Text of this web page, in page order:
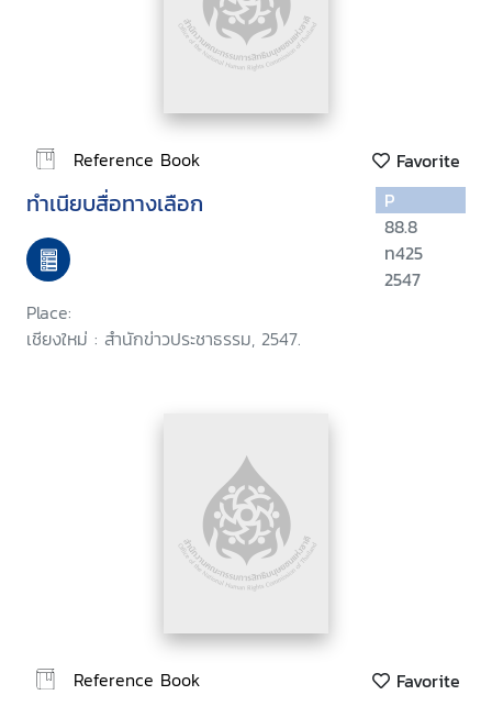
Reference Book Favorite
ทำเนียบสื่อทางเลือก
Place:
เชียงใหม่ : สำนักข่าวประชาธรรม, 2547.
P
88.8
ท425
2547
Reference Book Favorite